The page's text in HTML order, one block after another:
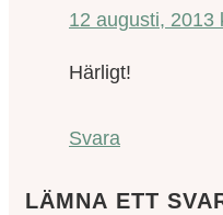
12 augusti, 2013
Härligt!
Svara
LÄMNA ETT